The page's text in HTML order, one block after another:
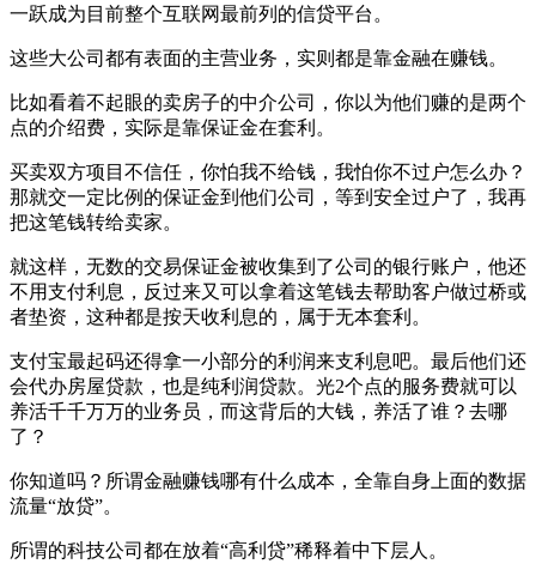
一跃成为目前整个互联网最前列的信贷平台。
这些大公司都有表面的主营业务，实则都是靠金融在赚钱。
比如看着不起眼的卖房子的中介公司，你以为他们赚的是两个
点的介绍费，实际是靠保证金在套利。
买卖双方项目不信任，你怕我不给钱，我怕你不过户怎么办？
那就交一定比例的保证金到他们公司，等到安全过户了，我再
把这笔钱转给卖家。
就这样，无数的交易保证金被收集到了公司的银行账户，他还
不用支付利息，反过来又可以拿着这笔钱去帮助客户做过桥或
者垫资，这种都是按天收利息的，属于无本套利。
支付宝最起码还得拿一小部分的利润来支利息吧。最后他们还
会代办房屋贷款，也是纯利润贷款。光2个点的服务费就可以
养活千千万万的业务员，而这背后的大钱，养活了谁？去哪
了？
你知道吗？所谓金融赚钱哪有什么成本，全靠自身上面的数据
流量“放贷”。
所谓的科技公司都在放着“高利贷”稀释着中下层人。